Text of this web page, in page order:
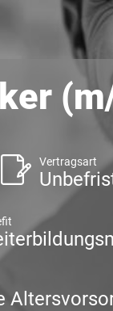
Vertragsart